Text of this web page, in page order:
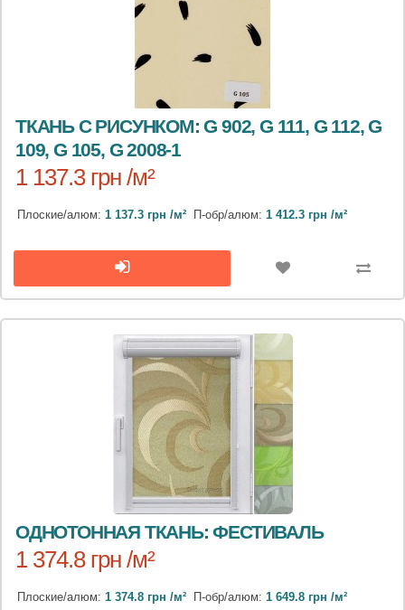
ТКАНЬ С РИСУНКОМ: G 902, G 111, G 112, G
109, G 105, G 2008-1
1 137.3 грн /м²
Плоские/алюм: 1 137.3 грн /м² П-обр/алюм: 1 412.3 грн /м²
ОДНОТОННАЯ ТКАНЬ: ФЕСТИВАЛЬ
1 374.8 грн /м²
Плоские/алюм: 1 374.8 грн /м² П-обр/алюм: 1 649.8 грн /м²